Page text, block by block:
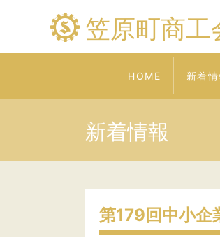
笠原町商工
HOME 新着情
新着情報
第179回中小企